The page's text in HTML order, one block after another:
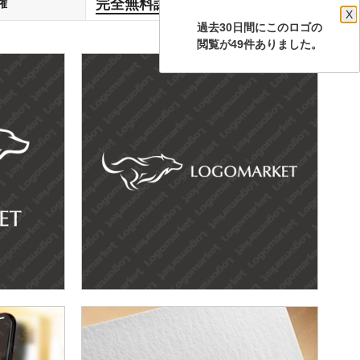
過去30日間にこのロゴの
X
閲覧が49件ありました。